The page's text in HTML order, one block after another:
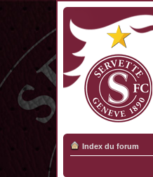
Index du forum